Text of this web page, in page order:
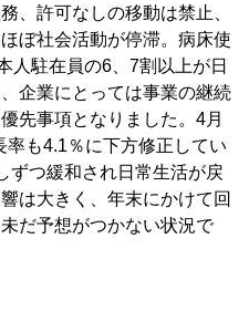
、許可なしの移動は禁止、
ぼ社会活動が停滞。病床使
人駐在員の6、7割以上が日
企業にとっては事業の継続
先事項となりました。4月
も4.1％に下方修正してい
ずつ緩和され日常生活が戻
は大きく、年末にかけて回
だ予想がつかない状況で